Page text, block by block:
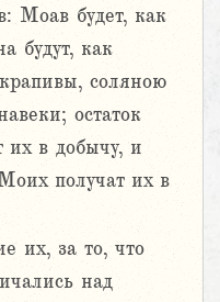
Моав будет, как
будут, как
соляною
остаток
их в добычу, и
получат их в
их, за то, что
над